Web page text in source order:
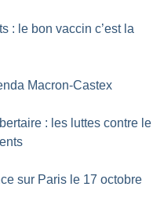
: le bon vaccin c’est la
Macron-Castex
: les luttes contre le
sur Paris le 17 octobre